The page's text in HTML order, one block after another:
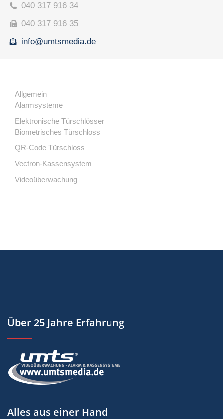
040 317 916 34
040 317 916 35
info@umtsmedia.de
Allgemein
Alarmsysteme
Elektronische Türschlösser
Biometrisches Türschloss
QR-Code Türschloss
Vectron-Kassensystem
Videoüberwachung
Über 25 Jahre Erfahrung
Alles aus einer Hand